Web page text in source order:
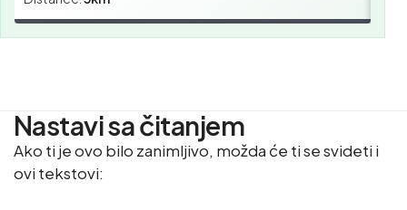
Nastavi sa čitanjem
Ako ti je ovo bilo zanimljivo, možda će ti se svideti i
ovi tekstovi: